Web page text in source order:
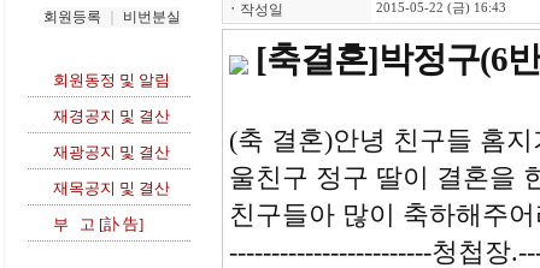
회원등록
비번분실
회원동정 및 알림
재경공지 및 결산
재광공지 및 결산
재목공지 및 결산
부 고 [訃 告]
ㆍ 작성일 2015-05-22 (금) 16:43
[축결혼]박정구(6
(축 결혼)안녕 친구들 홈
울친구 정구 딸이 결혼을
친구들아 많이 축하해주
------------------------청첩장